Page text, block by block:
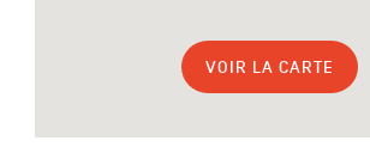
Navigation
VOIR LA CARTE